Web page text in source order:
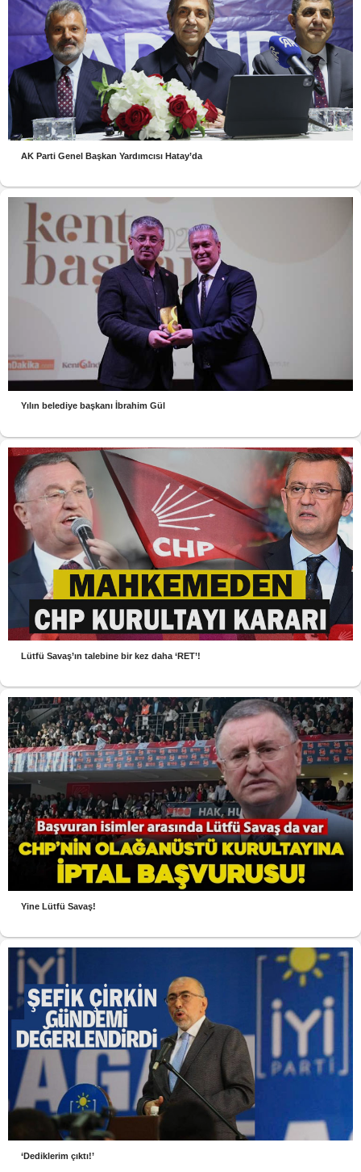
AK Parti Genel Başkan Yardımcısı Hatay’da
Yılın belediye başkanı İbrahim Gül
Lütfü Savaş’ın talebine bir kez daha ‘RET’!
Yine Lütfü Savaş!
‘Dediklerim çıktı!’